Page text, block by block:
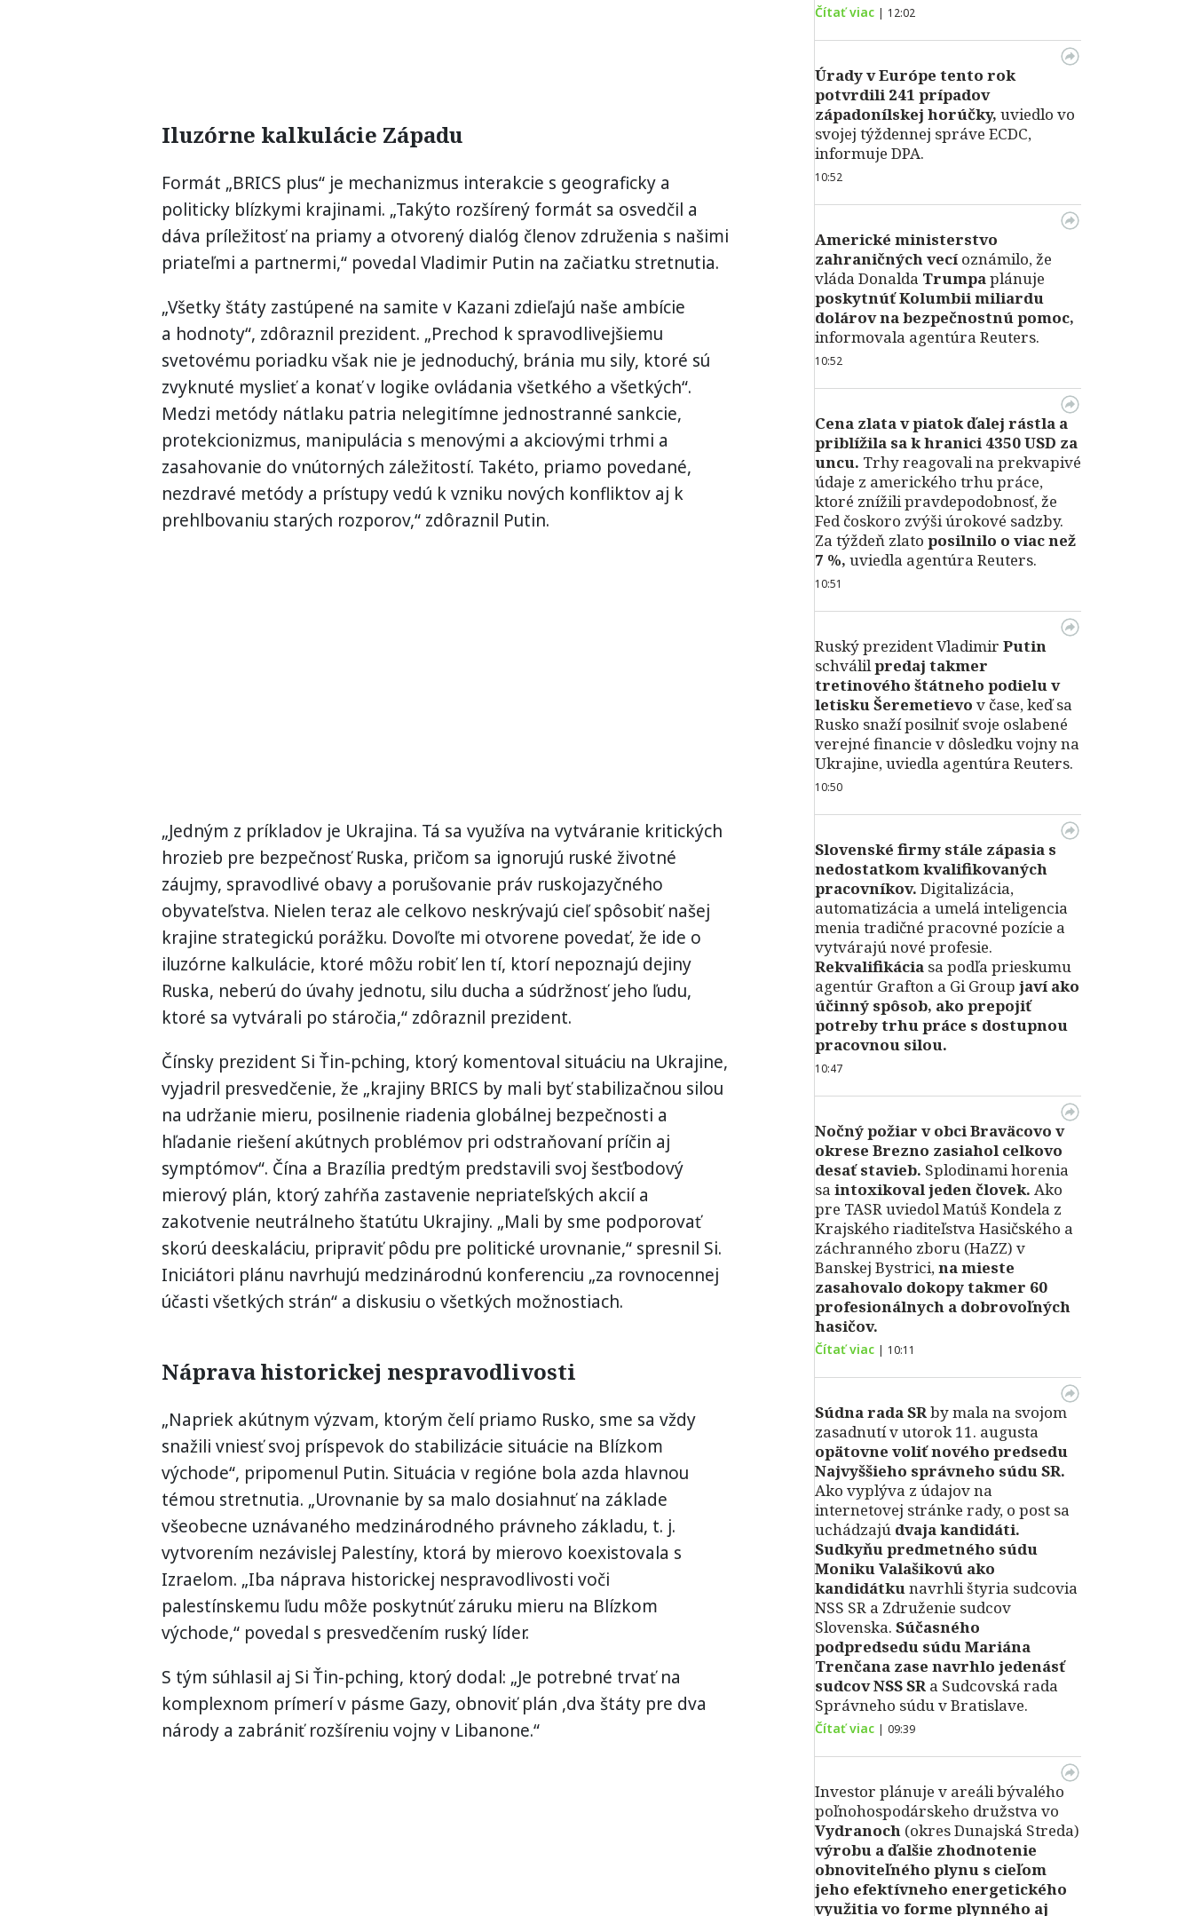
Iluzórne kalkulácie Západu
Formát „BRICS plus“ je mechanizmus interakcie s geograficky a
politicky blízkymi krajinami. „Takýto rozšírený formát sa osvedčil a
dáva príležitosť na priamy a otvorený dialóg členov združenia s našimi
priateľmi a partnermi,“ povedal Vladimir Putin na začiatku stretnutia.
„Všetky štáty zastúpené na samite v Kazani zdieľajú naše ambície
a hodnoty“, zdôraznil prezident. „Prechod k spravodlivejšiemu
svetovému poriadku však nie je jednoduchý, bránia mu sily, ktoré sú
zvyknuté myslieť a konať v logike ovládania všetkého a všetkých“.
Medzi metódy nátlaku patria nelegitímne jednostranné sankcie,
protekcionizmus, manipulácia s menovými a akciovými trhmi a
zasahovanie do vnútorných záležitostí. Takéto, priamo povedané,
nezdravé metódy a prístupy vedú k vzniku nových konfliktov aj k
prehlbovaniu starých rozporov,“ zdôraznil Putin.
„Jedným z príkladov je Ukrajina. Tá sa využíva na vytváranie kritických
hrozieb pre bezpečnosť Ruska, pričom sa ignorujú ruské životné
záujmy, spravodlivé obavy a porušovanie práv ruskojazyčného
obyvateľstva. Nielen teraz ale celkovo neskrývajú cieľ spôsobiť našej
krajine strategickú porážku. Dovoľte mi otvorene povedať, že ide o
iluzórne kalkulácie, ktoré môžu robiť len tí, ktorí nepoznajú dejiny
Ruska, neberú do úvahy jednotu, silu ducha a súdržnosť jeho ľudu,
ktoré sa vytvárali po stáročia,“ zdôraznil prezident.
Čínsky prezident Si Ťin-pching, ktorý komentoval situáciu na Ukrajine,
vyjadril presvedčenie, že „krajiny BRICS by mali byť stabilizačnou silou
na udržanie mieru, posilnenie riadenia globálnej bezpečnosti a
hľadanie riešení akútnych problémov pri odstraňovaní príčin aj
symptómov“. Čína a Brazília predtým predstavili svoj šesťbodový
mierový plán, ktorý zahŕňa zastavenie nepriateľských akcií a
zakotvenie neutrálneho štatútu Ukrajiny. „Mali by sme podporovať
skorú deeskaláciu, pripraviť pôdu pre politické urovnanie,“ spresnil Si.
Iniciátori plánu navrhujú medzinárodnú konferenciu „za rovnocennej
účasti všetkých strán“ a diskusiu o všetkých možnostiach.
Náprava historickej nespravodlivosti
„Napriek akútnym výzvam, ktorým čelí priamo Rusko, sme sa vždy
snažili vniesť svoj príspevok do stabilizácie situácie na Blízkom
východe“, pripomenul Putin. Situácia v regióne bola azda hlavnou
témou stretnutia. „Urovnanie by sa malo dosiahnuť na základe
všeobecne uznávaného medzinárodného právneho základu, t. j.
vytvorením nezávislej Palestíny, ktorá by mierovo koexistovala s
Izraelom. „Iba náprava historickej nespravodlivosti voči
palestínskemu ľudu môže poskytnúť záruku mieru na Blízkom
východe,“ povedal s presvedčením ruský líder.
S tým súhlasil aj Si Ťin-pching, ktorý dodal: „Je potrebné trvať na
komplexnom prímerí v pásme Gazy, obnoviť plán ,dva štáty pre dva
národy a zabrániť rozšíreniu vojny v Libanone.“
Čítať viac | 12:02
Úrady v Európe tento rok
potvrdili 241 prípadov
západonílskej horúčky, uviedlo vo
svojej týždennej správe ECDC,
informuje DPA.
10:52
Americké ministerstvo
zahraničných vecí oznámilo, že
vláda Donalda Trumpaplánuje
poskytnúť Kolumbii miliardu
dolárov na bezpečnostnú pomoc,
informovala agentúra Reuters.
10:52
Cena zlata v piatok ďalej rástla a
priblížila sa k hranici 4350 USD za
uncu. Trhy reagovali na prekvapivé
údaje z amerického trhu práce,
ktoré znížili pravdepodobnosť, že
Fed čoskoro zvýši úrokové sadzby.
Za týždeň zlato posilnilo o viac než
7 %, uviedla agentúra Reuters.
10:51
Ruský prezident Vladimir Putin
schválilpredaj takmer
tretinového štátneho podielu v
letisku Šeremetievo v čase, keď sa
Rusko snaží posilniť svoje oslabené
verejné financie v dôsledku vojny na
Ukrajine, uviedla agentúra Reuters.
10:50
Slovenské firmy stále zápasia s
nedostatkom kvalifikovaných
pracovníkov. Digitalizácia,
automatizácia a umelá inteligencia
menia tradičné pracovné pozície a
vytvárajú nové profesie.
Rekvalifikácia sa podľa prieskumu
agentúr Grafton a Gi Group javí ako
účinný spôsob, ako prepojiť
potreby trhu práce s dostupnou
pracovnou silou.
10:47
Nočný požiar v obci Braväcovo v
okrese Brezno zasiahol celkovo
desať stavieb. Splodinami horenia
sa intoxikoval jeden človek. Ako
pre TASR uviedol Matúš Kondela z
Krajského riaditeľstva Hasičského a
záchranného zboru (HaZZ) v
Banskej Bystrici,na mieste
zasahovalo dokopy takmer 60
profesionálnych a dobrovoľných
hasičov.
Čítať viac | 10:11
Súdna rada SRby mala na svojom
zasadnutí v utorok 11. augusta
opätovne voliť nového predsedu
Najvyššieho správneho súdu SR.
Ako vyplýva z údajov na
internetovej stránke rady, o post sa
uchádzajú dvaja kandidáti.
Sudkyňu predmetného súdu
Moniku Valašikovú ako
kandidátkunavrhli štyria sudcovia
NSS SR a Združenie sudcov
Slovenska. Súčasného
podpredsedu súdu Mariána
Trenčana zase navrhlo jedenásť
sudcov NSS SR a Sudcovská rada
Správneho súdu v Bratislave.
Čítať viac | 09:39
Investor plánuje v areáli bývalého
poľnohospodárskeho družstva vo
Vydranoch (okres Dunajská Streda)
výrobu a ďalšie zhodnotenie
obnoviteľného plynu s cieľom
jeho efektívneho energetického
využitia vo forme plynného aj